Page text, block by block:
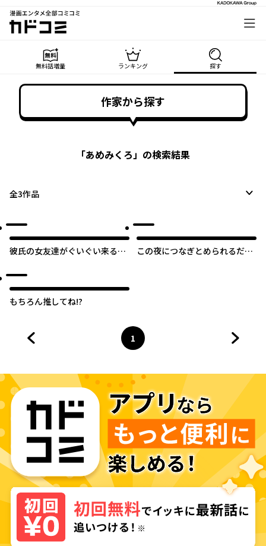
漫画エンタメ全部コミコミ
カドコミ
無料話増量 ランキング 探す
作家から探す
「あめみくろ」の検索結果
全3作品
彼氏の女友達がぐいぐい来る
この夜につなぎとめられるだけ
もちろん推してね!?
ページ
1
へ